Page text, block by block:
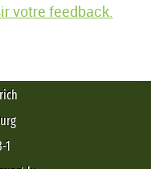
votre feedback.
1